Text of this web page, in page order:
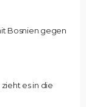
Bosnien gegen
es in die